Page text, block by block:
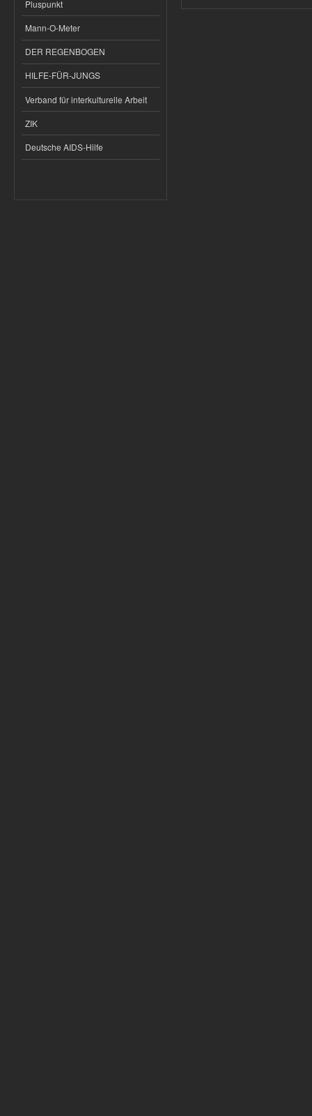
Pluspunkt
Mann-O-Meter
DER REGENBOGEN
HILFE-FÜR-JUNGS
Verband für interkulturelle Arbeit
ZIK
Deutsche AIDS-Hilfe